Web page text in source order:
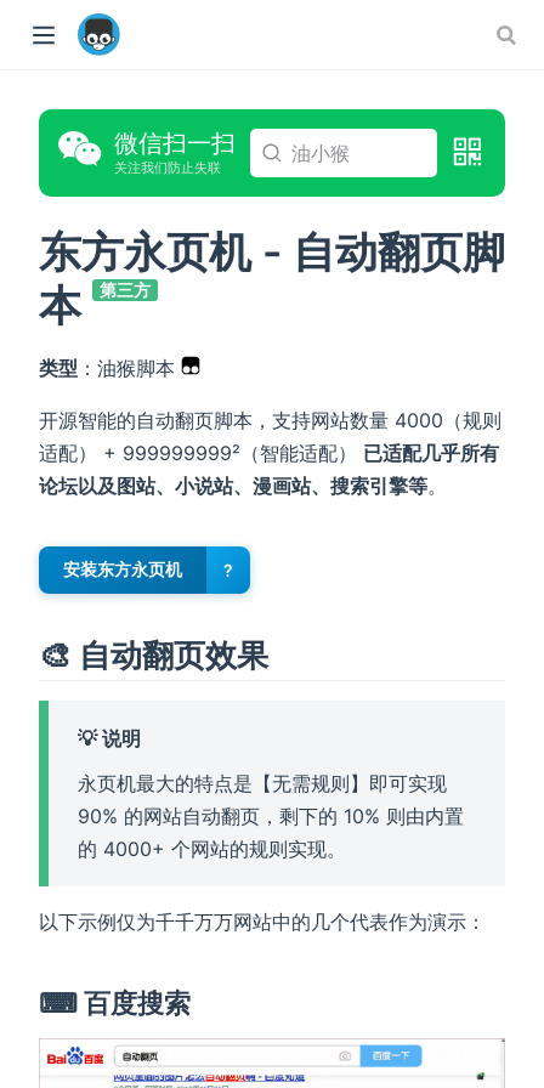
微信扫一扫
关注我们防止失联
油小猴
东方永页机 - 自动翻页脚
本
第三方
类型 ：油猴脚本
开源智能的自动翻页脚本，支持网站数量 4000（规则
适配） + 999999999²（智能适配） 已适配几乎所有
论坛以及图站、小说站、漫画站、搜索引擎等。
安装东方永页机 ?
🎨 自动翻页效果
💡 说明
永页机最大的特点是【无需规则】即可实现
90% 的网站自动翻页，剩下的 10% 则由内置
的 4000+ 个网站的规则实现。
以下示例仅为千千万万网站中的几个代表作为演示：
⌨ 百度搜索